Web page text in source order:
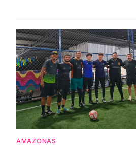
AMAZONAS